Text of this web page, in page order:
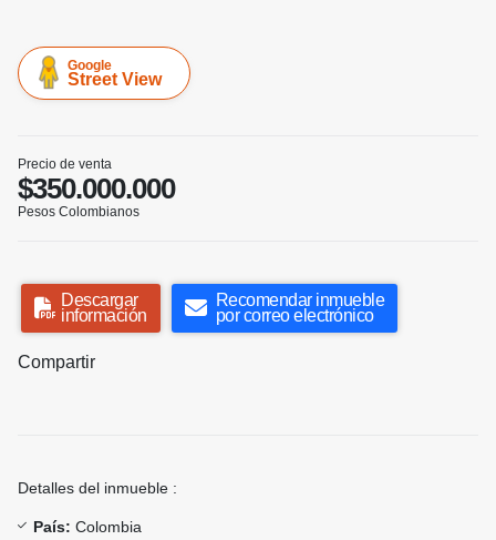
Google
Street View
Precio de venta
$350.000.000
Pesos Colombianos
Descargar
información
Recomendar inmueble
por correo electrónico
Compartir
Detalles del inmueble :
País: Colombia